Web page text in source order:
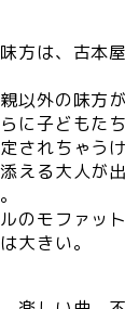
方は、古本
以外の味方
に子どもた
されちゃう
える大人が
のモファッ
大きい。